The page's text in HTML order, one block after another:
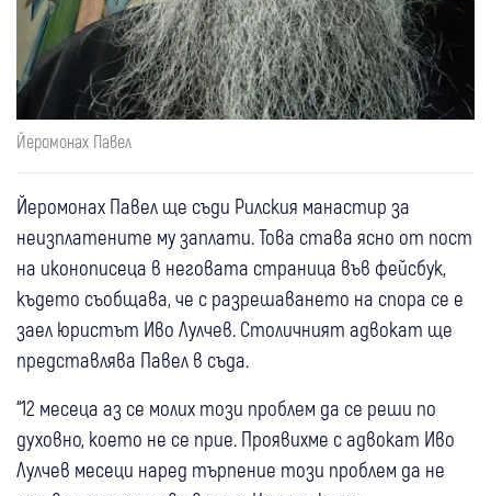
Йеромонах Павел
Йеромонах Павел ще съди Рилския манастир за
неизплатените му заплати. Това става ясно от пост
на иконописеца в неговата страница във фейсбук,
където съобщава, че с разрешаването на спора се е
заел юристът Иво Лулчев. Столичният адвокат ще
представлява Павел в съда.
“12 месеца аз се молих този проблем да се реши по
духовно, което не се прие. Проявихме с адвокат Иво
Лулчев месеци наред търпение този проблем да не